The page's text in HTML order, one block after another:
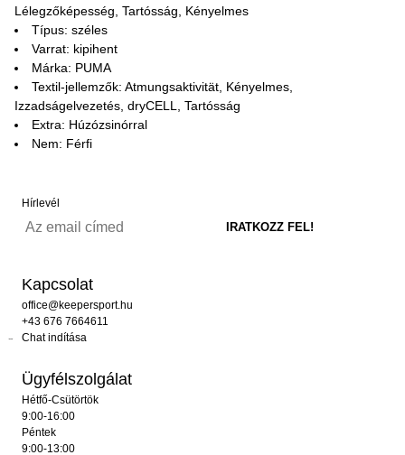
Lélegzőképesség, Tartósság, Kényelmes
Típus: széles
Varrat: kipihent
Márka: PUMA
Textil-jellemzők: Atmungsaktivität, Kényelmes,
Izzadságelvezetés, dryCELL, Tartósság
Extra: Húzózsinórral
Nem: Férfi
Hírlevél
Kapcsolat
office@keepersport.hu
+43 676 7664611
Chat indítása
Ügyfélszolgálat
Hétfő-Csütörtök
9:00-16:00
Péntek
9:00-13:00